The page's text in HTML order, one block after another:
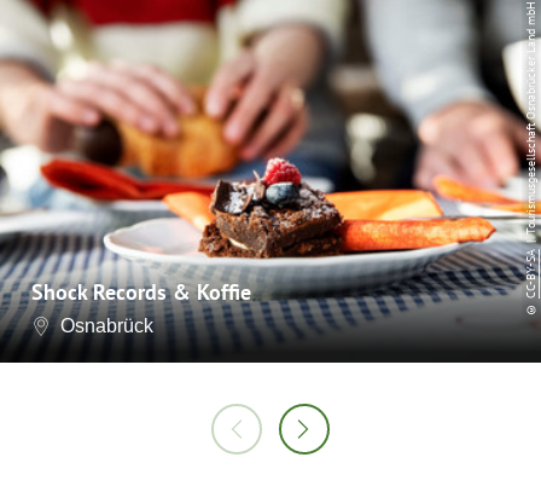
Shock Records & Koffie
Osnabrück
©
CC-BY-SA
| Tourismusgesellschaft Osnabrücker Land mbH